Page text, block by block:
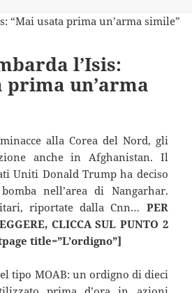
l’Isis:
prima un’arma
alla Corea del Nord, gli
anche in Afghanistan. Il
Uniti Donald Trump ha deciso
nell’area di Nangarhar.
riportate dalla Cnn… PER
CLICCA SUL PUNTO 2
title=”L’ordigno”]
tipo MOAB: un ordigno di dieci